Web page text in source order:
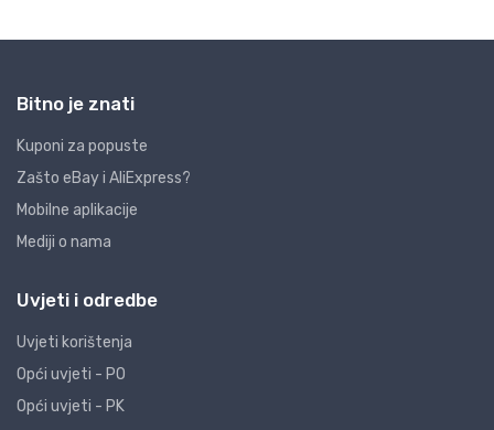
Bitno je znati
Kuponi za popuste
Zašto eBay i AliExpress?
Mobilne aplikacije
Mediji o nama
Uvjeti i odredbe
Uvjeti korištenja
Opći uvjeti - PO
Opći uvjeti - PK